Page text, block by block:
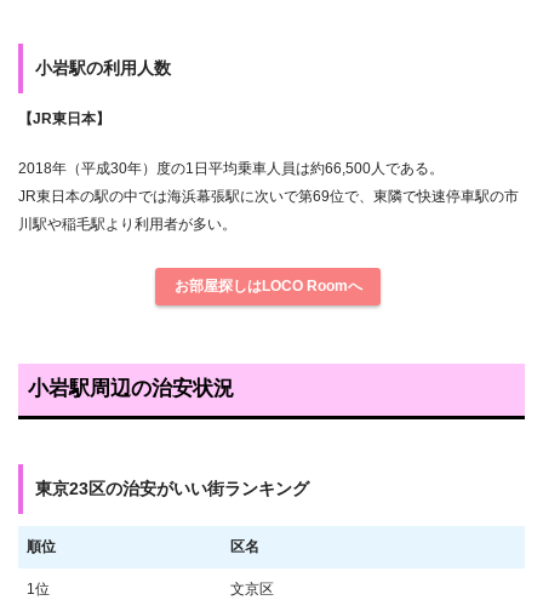
小岩駅の利用人数
【JR東日本】
2018年（平成30年）度の1日平均乗車人員は約66,500人である。
JR東日本の駅の中では海浜幕張駅に次いで第69位で、東隣で快速停車駅の市
川駅や稲毛駅より利用者が多い。
お部屋探しはLOCO Roomへ
小岩駅周辺の治安状況
東京23区の治安がいい街ランキング
順位 区名
1位 文京区